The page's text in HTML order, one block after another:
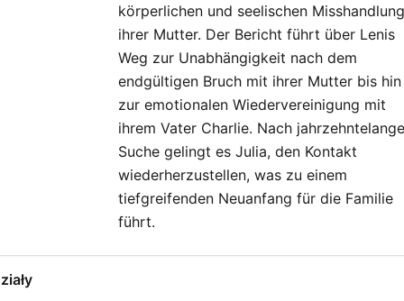
schalten? Dann erfahre hier
mehr über die
Werbemöglichkeiten bei
Seven.One Audio:
https://www.seven.one/
audio
körperlichen und seelischen Misshandlung
ihrer Mutter. Der Bericht führt über Lenis
Weg zur Unabhängigkeit nach dem
endgültigen Bruch mit ihrer Mutter bis hin
zur emotionalen Wiedervereinigung mit
ihrem Vater Charlie. Nach
Suche gelingt es Julia, den Kontakt
wiederherzustellen, was zu einem
tiefgreifenden Neuanfang für die Familie
führt.